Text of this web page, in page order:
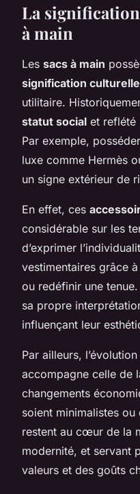
La
à main
Les sacs à main
signification culturelle
utilitaire.
statut social et reflété
Par exemple,
luxe comme Hermès
un signe extérieur de
En effet, ces
considérable sur les
d’exprimer
vestimentaires grâce
ou redéfinir une
sa propre
influençant leur
Par ailleurs,
accompagne celle de
changements
soient minimalistes
restent au cœur de la
modernité, et servant
valeurs et des goûts